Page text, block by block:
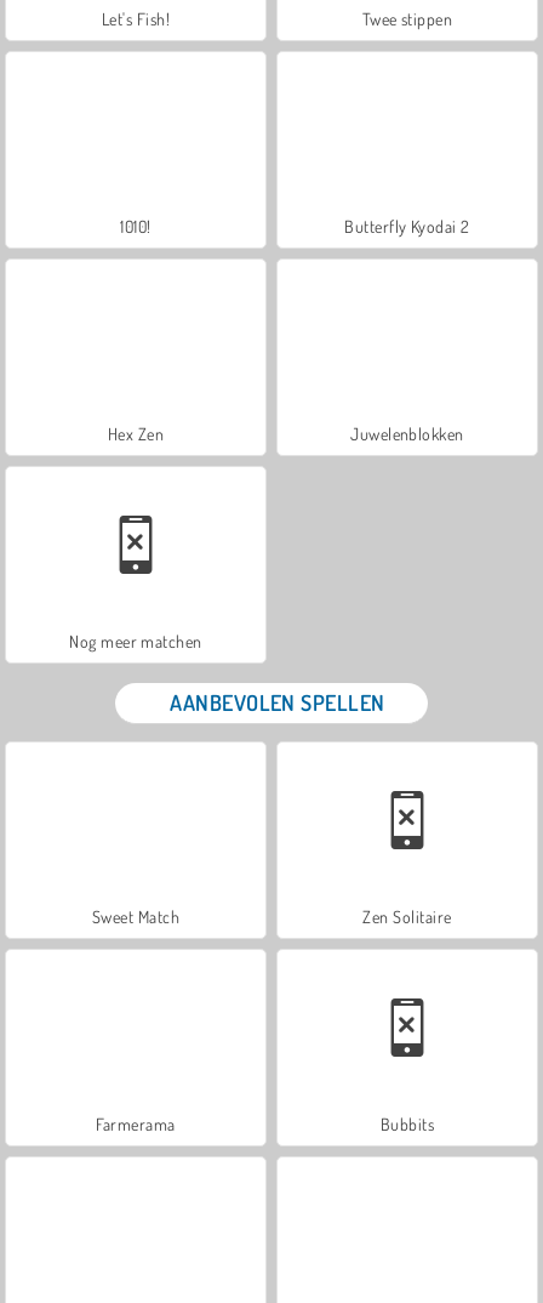
Let's Fish! Twee stippen
1010! Butterfly Kyodai 2
Hex Zen Juwelenblokken
Nog meer matchen
AANBEVOLEN SPELLEN
Sweet Match Zen Solitaire
Farmerama Bubbits